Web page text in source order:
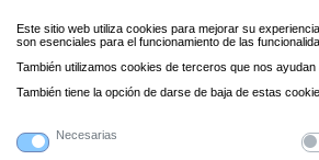
31
CARTELERA DE CINE:
Este sitio web utiliza cookies para mejorar su
son esenciales para el funcionamiento de las
También utilizamos cookies de terceros que nos
También tiene la opción de darse de baja de estas
Necesarias